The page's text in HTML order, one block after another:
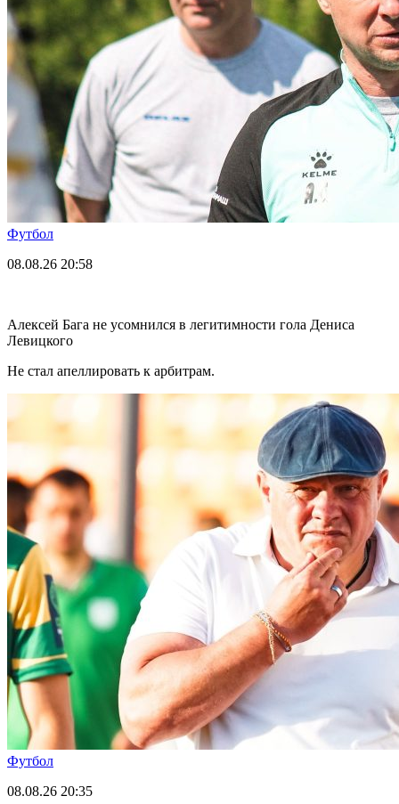
Футбол
08.08.26 20:58
Алексей Бага не усомнился в легитимности гола Дениса
Левицкого
Не стал апеллировать к арбитрам.
Футбол
08.08.26 20:35